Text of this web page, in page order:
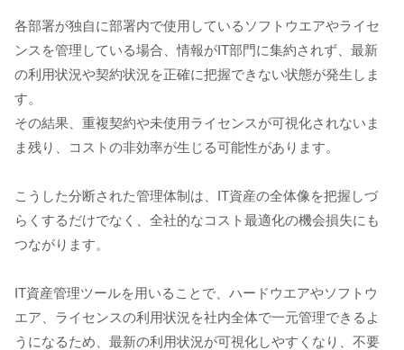
各部署が独自に部署内で使用しているソフトウエアやライセ
ンスを管理している場合、情報がIT部門に集約されず、最新
の利用状況や契約状況を正確に把握できない状態が発生しま
す。
その結果、重複契約や未使用ライセンスが可視化されないま
ま残り、コストの非効率が生じる可能性があります。
こうした分断された管理体制は、IT資産の全体像を把握しづ
らくするだけでなく、全社的なコスト最適化の機会損失にも
つながります。
IT資産管理ツールを用いることで、ハードウエアやソフトウ
エア、ライセンスの利用状況を社内全体で一元管理できるよ
うになるため、最新の利用状況が可視化しやすくなり、不要